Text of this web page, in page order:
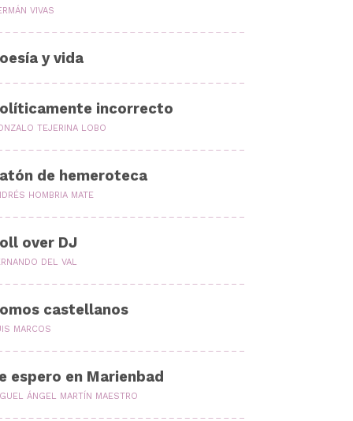
VIVAS
y vida
incorrecto
TEJERINA LOBO
de hemeroteca
HOMBRIA MATE
over DJ
DEL VAL
castellanos
MARCOS
espero en Marienbad
ÁNGEL MARTÍN MAESTRO